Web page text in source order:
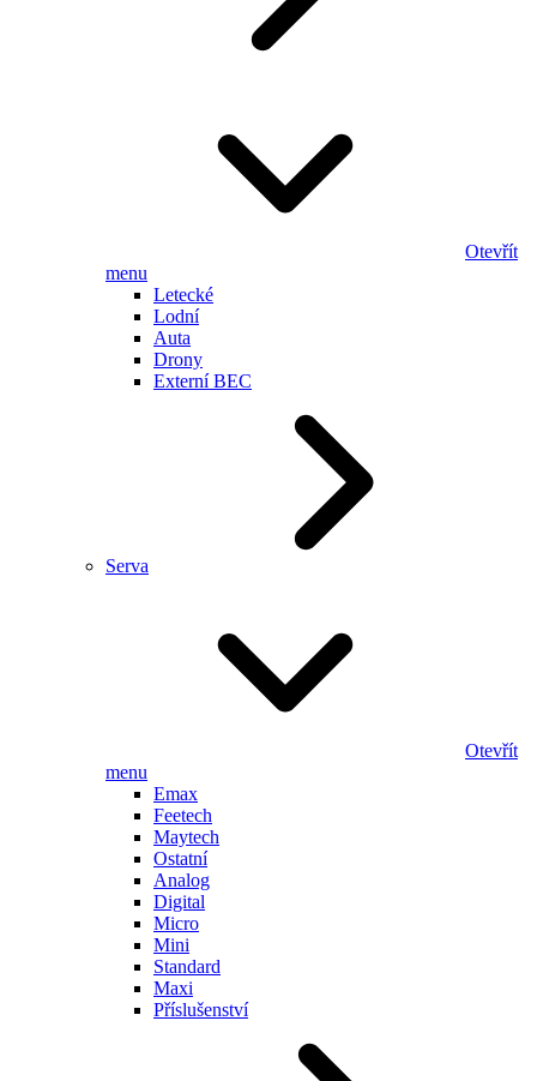
Otevřít
menu
Letecké
Lodní
Auta
Drony
Externí BEC
Serva
Otevřít
menu
Emax
Feetech
Maytech
Ostatní
Analog
Digital
Micro
Mini
Standard
Maxi
Příslušenství